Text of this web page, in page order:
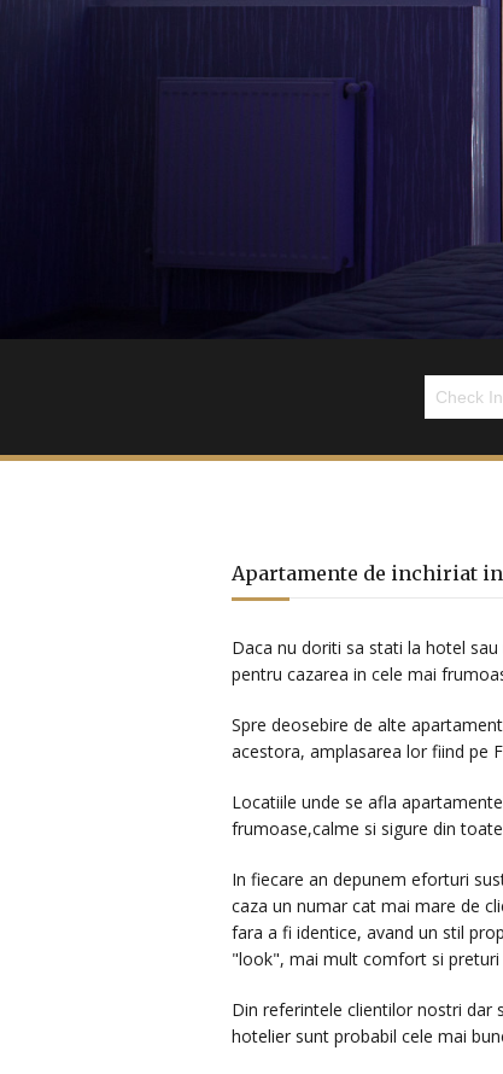
Apartamente de inchiriat
Daca nu doriti sa stati la hotel
pentru cazarea in cele mai
Spre deosebire de alte
acestora, amplasarea lor fiind pe
Locatiile unde se afla
frumoase,calme si sigure din
In fiecare an depunem eforturi
caza un numar cat mai mare de
fara a fi identice, avand un stil
"look", mai mult comfort si
Din referintele clientilor nostri dar
hotelier sunt probabil cele mai